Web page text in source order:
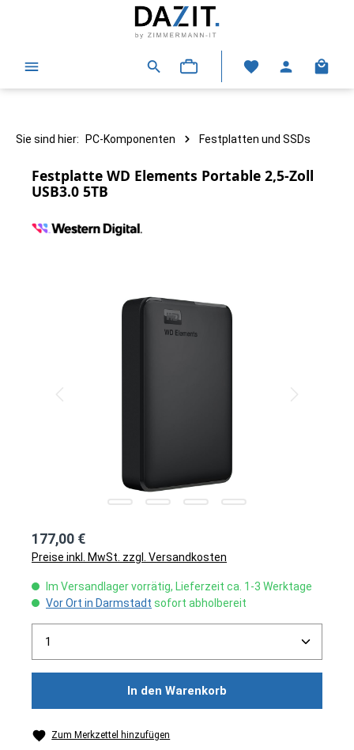
Sie sind hier: PC-Komponenten Festplatten und SSDs
Festplatte WD Elements Portable 2,5-Zoll
USB3.0 5TB
177,00 €
Preise inkl. MwSt. zzgl. Versandkosten
Im Versandlager vorrätig, Lieferzeit ca. 1-3 Werktage
Vor Ort in Darmstadt sofort abholbereit
Produkt Anzahl: Gib den gewünschten Wert ein
In den Warenkorb
Zum Merkzettel hinzufügen